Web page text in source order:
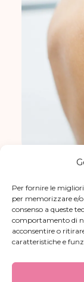
Per fornire le
per memorizzare e/
consenso a queste
comportamento di
acconsentire o
caratteristiche e